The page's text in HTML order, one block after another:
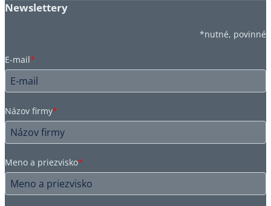
Newslettery
*nutné, povinné
E-mail*
Názov firmy*
Meno a priezvisko*